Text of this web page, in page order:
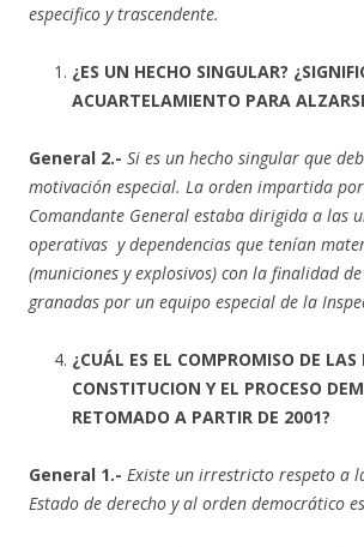
especifico y trascendente.
¿ES UN HECHO SINGULAR?
ACUARTELAMIENTO PARA
General 2.- Si es un hecho singular que
motivación especial. La orden impartida
Comandante General estaba dirigida a las
operativas y dependencias que tenían
(municiones y explosivos) con la finalidad
granadas por un equipo especial de la
¿CUÁL ES EL COMPROMISO DE
CONSTITUCION Y EL PROCESO
RETOMADO A PARTIR DE 2001?
General 1.- Existe un irrestricto respeto a
Estado de derecho y al orden democrático